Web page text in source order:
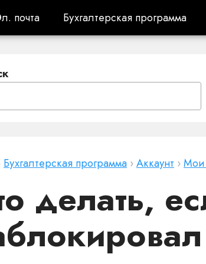
почта
почта Бухгалтерская программа
Бухгалтерская программа
Бухгалтерская программа ›Аккаунт ›Мои
делать,